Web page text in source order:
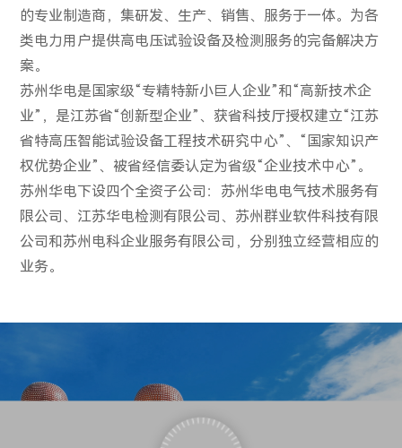
的专业制造商，集研发、生产、销售、服务于一体。为各
类电力用户提供高电压试验设备及检测服务的完备解决方
案。
苏州华电是国家级“专精特新小巨人企业”和“高新技术企
业”，是江苏省“创新型企业”、获省科技厅授权建立“江苏
省特高压智能试验设备工程技术研究中心”、“国家知识产
权优势企业”、被省经信委认定为省级“企业技术中心”。
苏州华电下设四个全资子公司：苏州华电电气技术服务有
限公司、江苏华电检测有限公司、苏州群业软件科技有限
公司和苏州电科企业服务有限公司，分别独立经营相应的
业务。